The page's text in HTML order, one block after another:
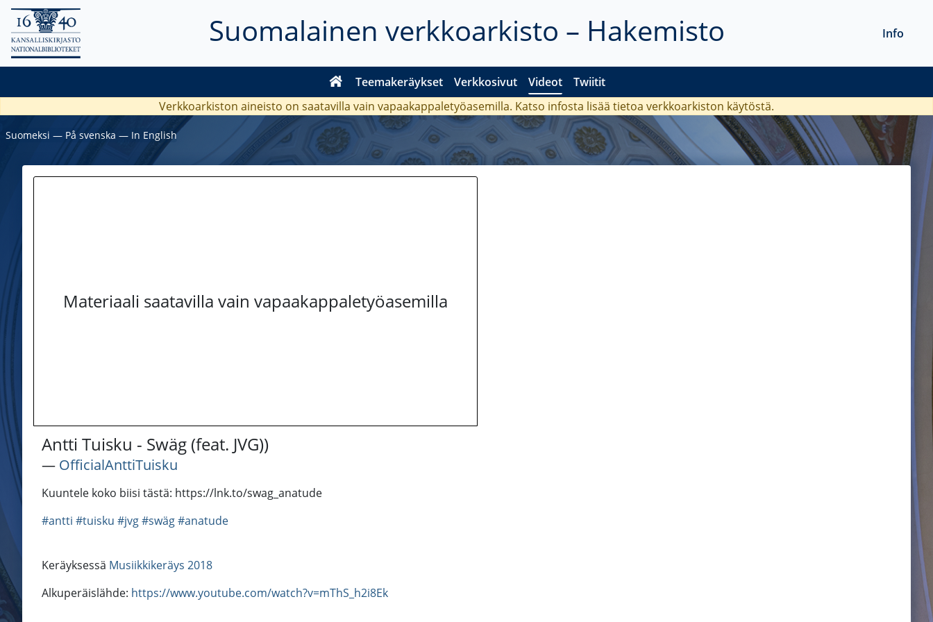
Suomalainen verkkoarkisto – Hakemisto
Teemakeräykset Verkkosivut Videot Twiitit
Info
Verkkoarkiston aineisto on saatavilla vain vapaakappaletyöasemilla. Katso infosta lisää tietoa verkkoarkiston käytöstä.
Suomeksi ― På svenska ― In English
Materiaali saatavilla vain vapaakappaletyöasemilla
Antti Tuisku - Swäg (feat. JVG))
― OfficialAnttiTuisku
Kuuntele koko biisi tästä: https://lnk.to/swag_anatude
#antti #tuisku #jvg#swäg#anatude
Keräyksessä Musiikkikeräys 2018
Alkuperäislähde: https://www.youtube.com/watch?v=mThS_h2i8Ek